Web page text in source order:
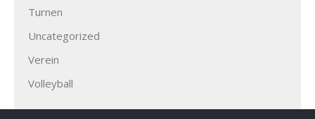
Turnen
Uncategorized
Verein
Volleyball